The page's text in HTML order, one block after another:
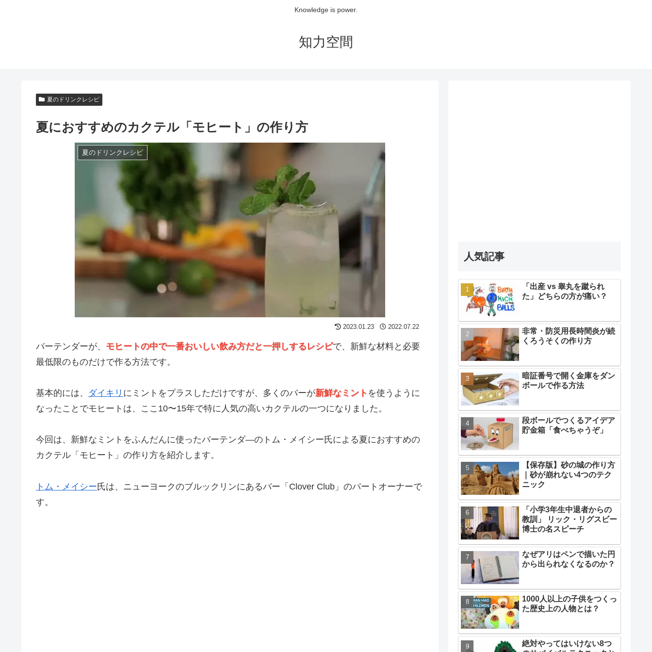
Knowledge is power.
知力空間
夏のドリンクレシピ
夏におすすめのカクテル「モヒート」の作り方
夏のドリンクレシピ
2023.01.23 2022.07.22
バーテンダーが、 モヒートの中で一番おいしい飲み方だと一押しするレシピで、新鮮な材料と必要
最低限のものだけで作る方法です。
基本的には、 ダイキリ にミントをプラスしただけですが、多くのバーが新鮮なミント を使うように
なったことでモヒートは、ここ10〜15年で特に人気の高いカクテルの一つになりました。
今回は、新鮮なミントをふんだんに使ったバーテンダ―のトム・メイシー氏による夏におすすめの
カクテル「モヒート」の作り方を紹介します。
トム・メイシー氏は、ニューヨークのブルックリンにあるバー「Clover Club」のパートオーナーで
す。
人気記事
「出産 vs 睾丸を蹴られ
た」どちらの方が痛い？
非常・防災用長時間炎が続
くろうそくの作り方
暗証番号で開く金庫をダン
ボールで作る方法
段ボールでつくるアイデア
貯金箱「食べちゃうぞ」
【保存版】砂の城の作り方
｜砂が崩れない4つのテク
ニック
「小学3年生中退者からの
教訓」 リック・リグスビー
博士の名スピーチ
なぜアリはペンで描いた円
から出られなくなるのか？
1000人以上の子供をつくっ
た歴史上の人物とは？
絶対やってはいけない8つ